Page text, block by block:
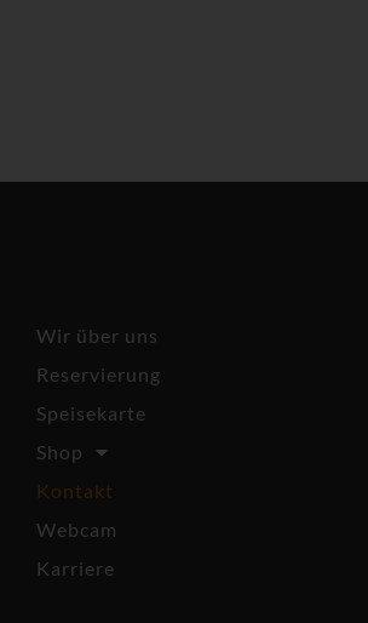
Wir über uns
Reservierung
Speisekarte
Shop
Kontakt
Webcam
Karriere